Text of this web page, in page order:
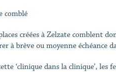
comblé
créées à Zelzate comblent
à brève ou moyenne échéance
‘clinique dans la clinique’, les